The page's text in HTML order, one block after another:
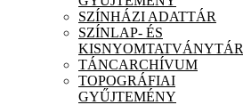
SZÍNHÁZI ADATTÁR
SZÍNLAP- ÉS
KISNYOMTATVÁNYTÁR
TÁNCARCHÍVUM
TOPOGRÁFIAI
GYŰJTEMÉNY